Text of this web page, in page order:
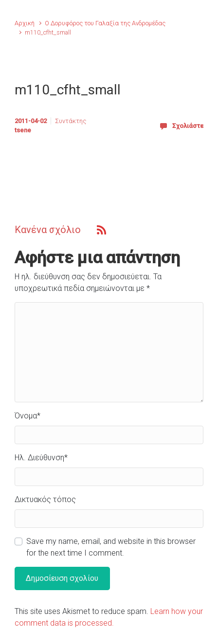
Αρχική
Ο Δορυφόρος του Γαλαξία της Ανδρομέδας
m110_cfht_small
m110_cfht_small
2011-04-02
Συντάκτης
tsene
Σχολιάστε
Κανένα σχόλιο
Αφήστε μια απάντηση
Η ηλ. διεύθυνση σας δεν δημοσιεύεται. Τα
υποχρεωτικά πεδία σημειώνονται με *
Όνομα*
Ηλ. Διεύθυνση*
Δικτυακός τόπος
Save my name, email, and website in this browser
for the next time I comment.
This site uses Akismet to reduce spam. Learn how your
comment data is processed.